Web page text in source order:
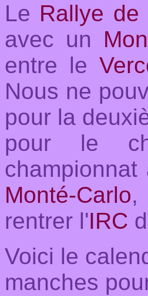
Le Rallye de
avec un
entre le
Nous ne
pour la
pour le
Monté-Carlo,
rentrer l'IRC
Voici le
manches